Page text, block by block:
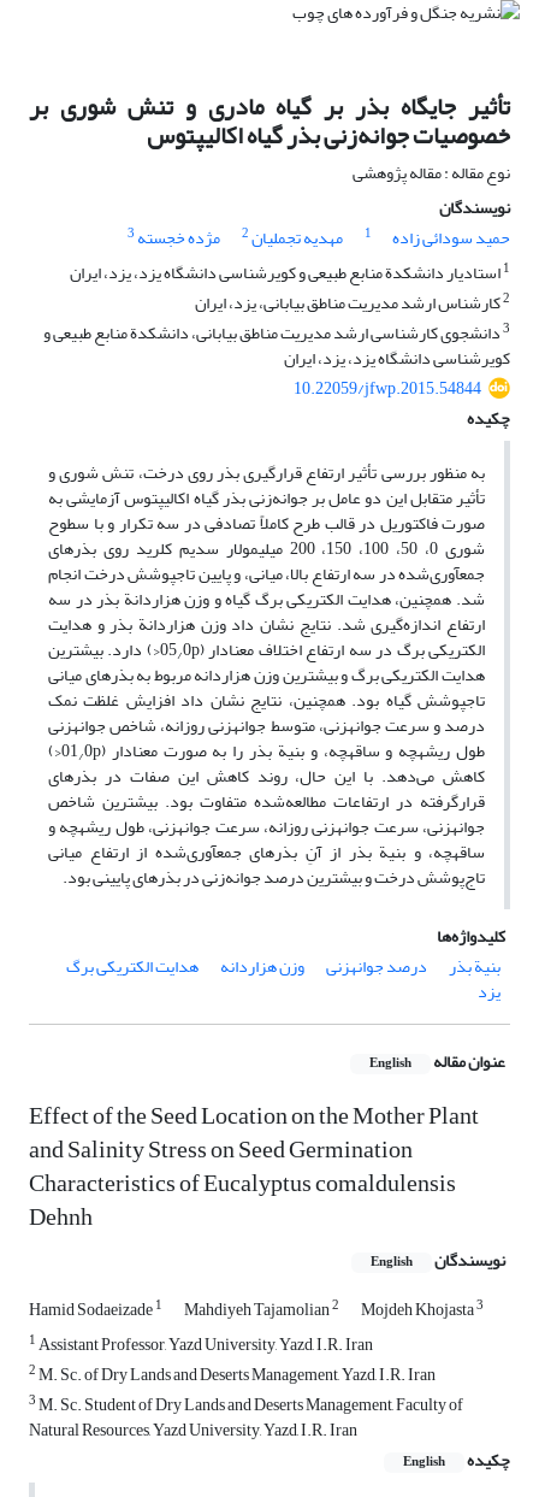
تأثیر جایگاه بذر بر گیاه مادری و تنش شوری بر
خصوصیات جوانه‌زنی بذر گیاه اکالیپتوس
نوع مقاله : مقاله پژوهشی
نویسندگان
حمید سودائی زاده
1 مهدیه تجملیان2 مژده خجسته 3
1استادیار دانشکدة منابع طبیعی و کویرشناسی دانشگاه یزد، یزد، ایران
2کارشناس ارشد مدیریت مناطق بیابانی، یزد، ایران
3دانشجوی کارشناسی ارشد مدیریت مناطق بیابانی، دانشکدة منابع طبیعی و
کویرشناسی دانشگاه یزد، یزد، ایران
10.22059/jfwp.2015.54844
چکیده
به ‏منظور بررسی تأثیر ارتفاع قرارگیری بذر روی درخت، تنش شوری و
تأثیر متقابل این دو عامل بر جوانه‌زنی بذر گیاه اکالیپتوس آزمایشی به‏
صورت فاکتوریل در قالب طرح کاملاً تصادفی در سه تکرار و با سطوح
شوری 0، 50، 100، 150، 200 میلی‏مولار سدیم کلرید روی بذرهای
جمع‏آوری‌شده در سه ارتفاع بالا، میانی، و پایین تاج‏پوشش درخت انجام
شد. همچنین، هدایت الکتریکی برگ گیاه و وزن هزاردانة بذر در سه
ارتفاع اندازه‌گیری شد. نتایج نشان داد وزن هزاردانة بذر و هدایت
الکتریکی برگ در سه ارتفاع اختلاف معنادار (05 / 0p<) دارد. بیشترین
هدایت الکتریکی برگ و بیشترین وزن هزاردانه مربوط به بذرهای میانی
تاج‏پوشش گیاه بود. همچنین، نتایج نشان داد افزایش غلظت نمک
درصد و سرعت جوانه‏زنی، متوسط جوانه‏زنی روزانه، شاخص جوانه‏زنی
طول ریشه‏چه و ساقه‏چه، و بنیة بذر را به صورت معنا‏دار (01 /
0p<)
کاهش می‌دهد. با این حال، روند کاهش این صفات در بذرهای
قرارگرفته در ارتفاعات مطالعه‌شده متفاوت بود. بیشترین شاخص
جوانه‏زنی، سرعت جوانه‏زنی روزانه، سرعت جوانه‏زنی، طول ریشه‏چه و
ساقه‏چه، و بنیة بذر از آنِ بذرهای جمع‏آوری‌شده از ارتفاع میانی
تاج‌پوشش درخت و بیشترین درصد جوانه‌زنی در بذرهای پایینی بود.
کلیدواژه‌ها
بنیة بذر
درصد جوانه‏زنی وزن هزاردانه هدایت الکتریکی برگ
یزد
عنوان مقاله English
Effect of the Seed Location on the Mother Plant
and Salinity Stress on Seed Germination
Characteristics of Eucalyptus comaldulensis
Dehnh
نویسندگان English
Hamid Sodaeizade1 Mahdiyeh Tajamolian2 Mojdeh Khojasta3
1Assistant Professor, Yazd University, Yazd, I.R. Iran
2M. Sc. of Dry Lands and Deserts Management, Yazd, I.R. Iran
3M. Sc. Student of Dry Lands and Deserts Management, Faculty of
Natural Resources, Yazd University, Yazd, I.R. Iran
چکیده
English